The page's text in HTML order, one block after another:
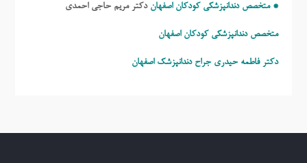
* متخصص دندانپزشکی کودکان اصفهان دکتر مریم حاجی احمدی
متخصص دندانپزشکی کودکان اصفهان
دکتر فاطمه حیدری جراح دندانپزشک اصفهان